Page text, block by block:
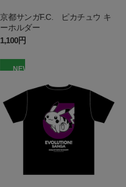
京都サンガF.C. ピカチュウ キ
ーホルダー
1,100円
NEW